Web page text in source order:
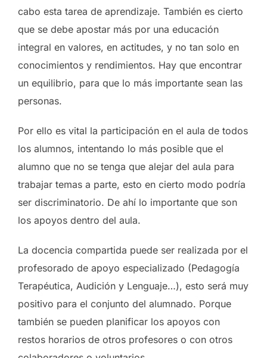
cabo esta tarea de aprendizaje. También es cierto
que se debe apostar más por una educación
integral en valores, en actitudes, y no tan solo en
conocimientos y rendimientos. Hay que encontrar
un equilibrio, para que lo más importante sean las
personas.
Por ello es vital la participación en el aula de todos
los alumnos, intentando lo más posible que el
alumno que no se tenga que alejar del aula para
trabajar temas a parte, esto en cierto modo podría
ser discriminatorio. De ahí lo importante que son
los apoyos dentro del aula.
La docencia compartida puede ser realizada por el
profesorado de apoyo especializado (Pedagogía
Terapéutica, Audición y Lenguaje…), esto será muy
positivo para el conjunto del alumnado. Porque
también se pueden planificar los apoyos con
restos horarios de otros profesores o con otros